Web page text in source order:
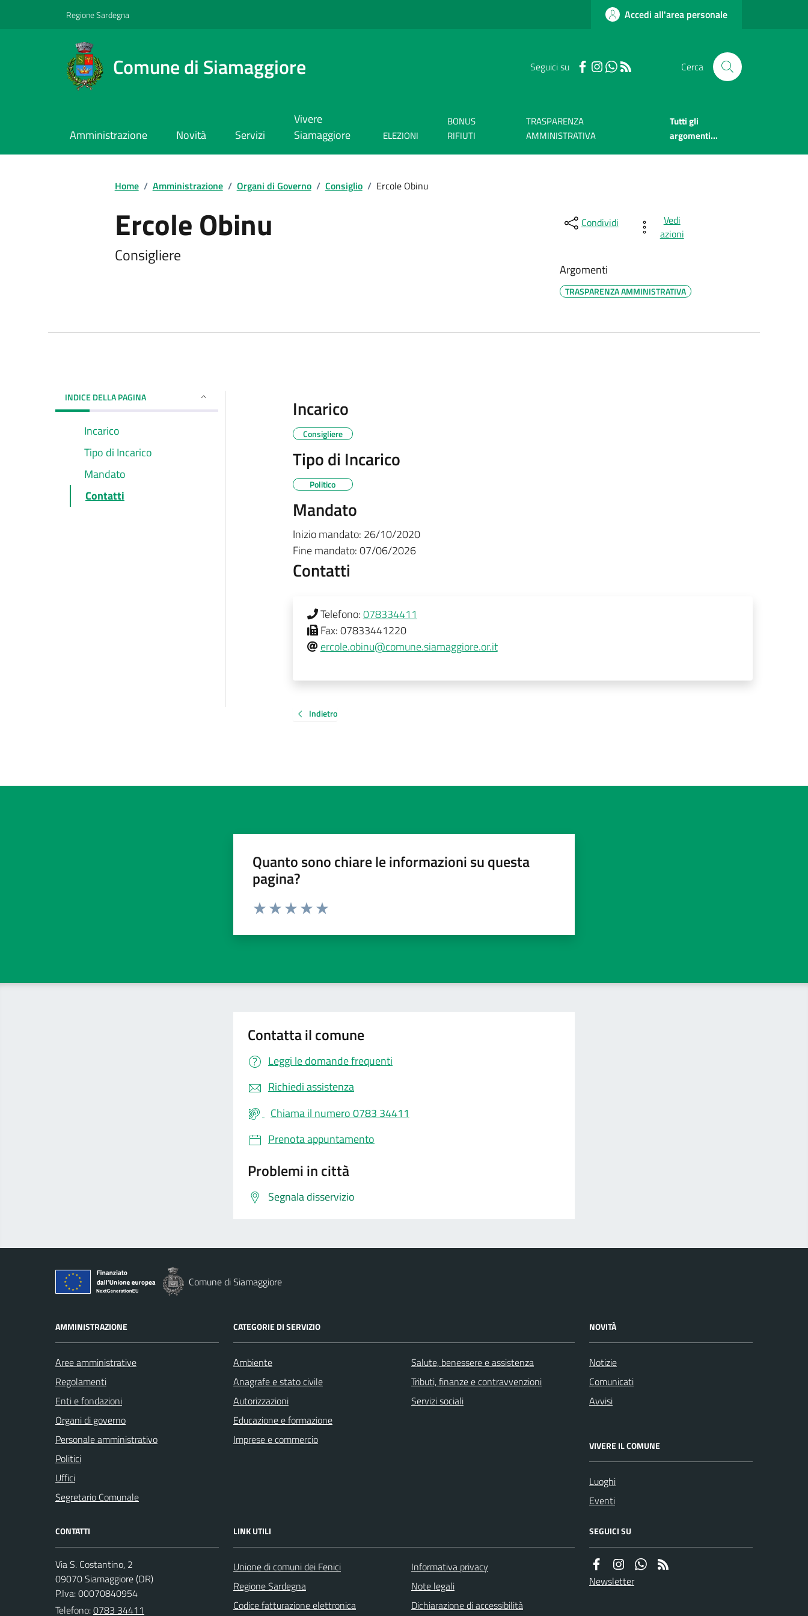
Regione Sardegna Accedi all'area personale
Comune di Siamaggiore Seguici su Cerca
Amministrazione Novità Servizi
Vivere
Siamaggiore
ELEZIONI
BONUS
RIFIUTI
TRASPARENZA
AMMINISTRATIVA
Tutti gli
argomenti...
Home / Amministrazione / Organi di Governo / Consiglio / Ercole Obinu
Ercole Obinu
Consigliere
Condividi
Vedi
azioni
Argomenti
TRASPARENZA AMMINISTRATIVA
INDICE DELLA PAGINA
Incarico
Tipo di Incarico
Mandato
Contatti
Incarico
Consigliere
Tipo di Incarico
Politico
Mandato
Inizio mandato: 26/10/2020
Fine mandato:07/06/2026
Contatti
Telefono:078334411
Fax:07833441220
ercole.obinu@comune.siamaggiore.or.it
Indietro
Quanto sono chiare le informazioni su questa
pagina?
Valuta da 1 a 5 stelle la pagina
Contatta il comune
Leggi le domande frequenti
Richiedi assistenza
Chiama il numero 0783 34411
Prenota appuntamento
Problemi in città
Segnala disservizio
Comune di Siamaggiore
AMMINISTRAZIONE
Aree amministrative
Regolamenti
Enti e fondazioni
Organi di governo
Personale amministrativo
Politici
Uffici
Segretario Comunale
CATEGORIE DI SERVIZIO
Ambiente
Anagrafe e stato civile
Autorizzazioni
Educazione e formazione
Imprese e commercio
Salute, benessere e assistenza
Tributi, finanze e contravvenzioni
Servizi sociali
NOVITÀ
Notizie
Comunicati
Avvisi
VIVERE IL COMUNE
Luoghi
Eventi
CONTATTI
Via S. Costantino, 2
09070 Siamaggiore (OR)
P.Iva: 00070840954
Telefono:0783 34411
LINK UTILI
Unione di comuni dei Fenici
Regione Sardegna
Codice fatturazione elettronica
Informativa privacy
Note legali
Dichiarazione di accessibilità
SEGUICI SU
Newsletter